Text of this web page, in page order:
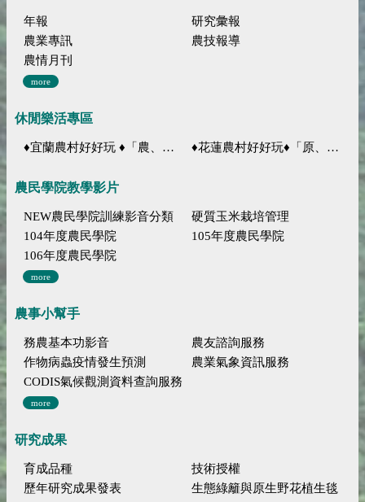
年報
研究彙報
農業專訊
農技報導
農情月刊
more
休閒樂活專區
♦宜蘭農村好好玩 ♦「農、藝、山、水」四條遊程推薦 ♦花蓮農村好好玩♦「原、生、慢、活」四條遊程推薦
農民學院教學影片
NEW農民學院訓練影音分類
硬質玉米栽培管理
104年度農民學院
105年度農民學院
106年度農民學院
more
農事小幫手
務農基本功影音
農友諮詢服務
作物病蟲疫情發生預測
農業氣象資訊服務
CODIS氣候觀測資料查詢服務
more
研究成果
育成品種
技術授權
歷年研究成果發表
生態綠籬與原生野花植生毯